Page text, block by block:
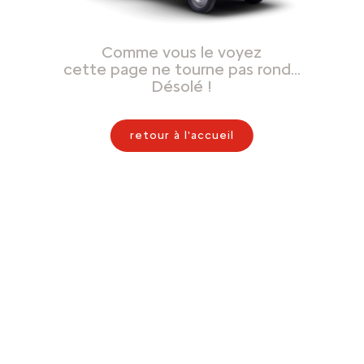
Comme vous le voyez
cette page ne tourne pas rond…
Désolé !
retour à l'accueil